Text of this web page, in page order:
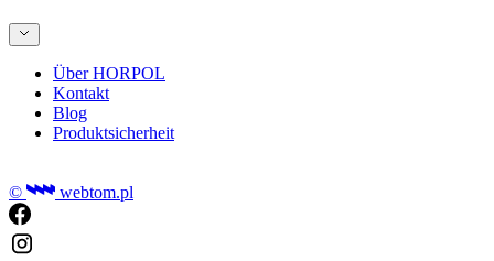
Über HORPOL
Kontakt
Blog
Produktsicherheit
© webtom.pl